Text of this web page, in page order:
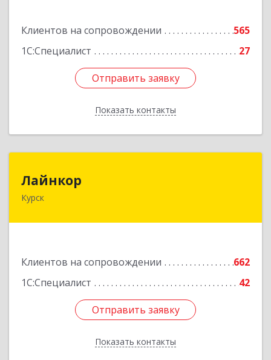
Клиентов на сопровождении
565
1С:Специалист
27
Отправить заявку
Показать контакты
Отправить заявку
Назад
Лайнкор
Курск
Клиентов на сопровождении
662
1С:Специалист
42
Отправить заявку
Показать контакты
305021, Курская обл, Курск г, Победы пр-кт, дом
Отправить заявку
Назад